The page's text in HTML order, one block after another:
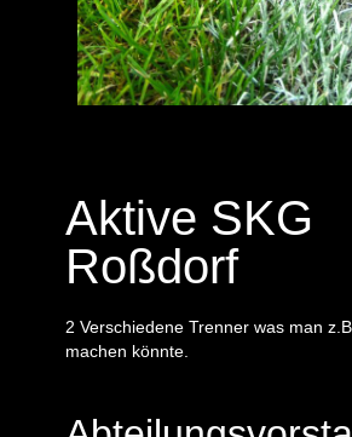
Aktive SKG
Roßdorf
2 Verschiedene Trenner was man
machen könnte.